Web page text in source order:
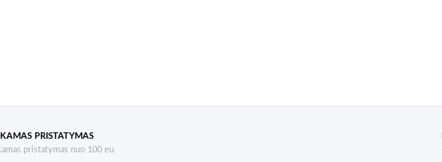
PRISTATYMAS
pristatymas nuo 100 eu.